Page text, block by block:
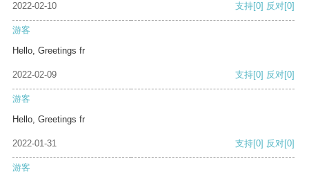
2022-02-10 支持[0] 反对[0]
游客
Hello, Greetings fr
2022-02-09 支持[0] 反对[0]
游客
Hello, Greetings fr
2022-01-31 支持[0] 反对[0]
游客